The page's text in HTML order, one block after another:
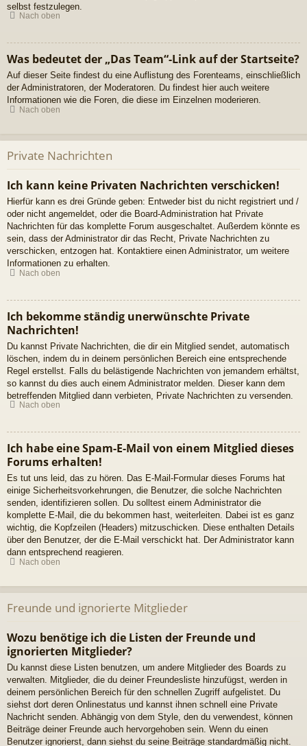
selbst festzulegen.
Nach oben
Was bedeutet der „Das Team“-Link auf der Startseite?
Auf dieser Seite findest du eine Auflistung des Forenteams, einschließlich
der Administratoren, der Moderatoren. Du findest hier auch weitere
Informationen wie die Foren, die diese im Einzelnen moderieren.
Nach oben
Private Nachrichten
Ich kann keine Privaten Nachrichten verschicken!
Hierfür kann es drei Gründe geben: Entweder bist du nicht registriert und /
oder nicht angemeldet, oder die Board-Administration hat Private
Nachrichten für das komplette Forum ausgeschaltet. Außerdem könnte es
sein, dass der Administrator dir das Recht, Private Nachrichten zu
verschicken, entzogen hat. Kontaktiere einen Administrator, um weitere
Informationen zu erhalten.
Nach oben
Ich bekomme ständig unerwünschte Private
Nachrichten!
Du kannst Private Nachrichten, die dir ein Mitglied sendet, automatisch
löschen, indem du in deinem persönlichen Bereich eine entsprechende
Regel erstellst. Falls du belästigende Nachrichten von jemandem erhältst,
so kannst du dies auch einem Administrator melden. Dieser kann dem
betreffenden Mitglied dann verbieten, Private Nachrichten zu versenden.
Nach oben
Ich habe eine Spam-E-Mail von einem Mitglied dieses
Forums erhalten!
Es tut uns leid, das zu hören. Das E-Mail-Formular dieses Forums hat
einige Sicherheitsvorkehrungen, die Benutzer, die solche Nachrichten
senden, identifizieren sollen. Du solltest einem Administrator die
komplette E-Mail, die du bekommen hast, weiterleiten. Dabei ist es ganz
wichtig, die Kopfzeilen (Headers) mitzuschicken. Diese enthalten Details
über den Benutzer, der die E-Mail verschickt hat. Der Administrator kann
dann entsprechend reagieren.
Nach oben
Freunde und ignorierte Mitglieder
Wozu benötige ich die Listen der Freunde und
ignorierten Mitglieder?
Du kannst diese Listen benutzen, um andere Mitglieder des Boards zu
verwalten. Mitglieder, die du deiner Freundesliste hinzufügst, werden in
deinem persönlichen Bereich für den schnellen Zugriff aufgelistet. Du
siehst dort deren Onlinestatus und kannst ihnen schnell eine Private
Nachricht senden. Abhängig von dem Style, den du verwendest, können
Beiträge deiner Freunde auch hervorgehoben sein. Wenn du einen
Benutzer ignorierst, dann siehst du seine Beiträge standardmäßig nicht.